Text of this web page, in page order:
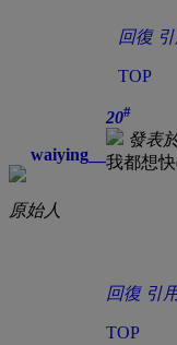
回復
TOP
waiying__
原始人
20#
發表
我都想
回復 引
TOP